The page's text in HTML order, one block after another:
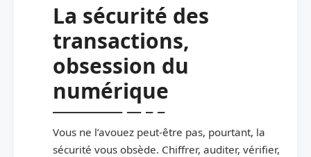
La sécurité des
transactions,
obsession du
numérique
Vous ne l’avouez peut-être pas, pourtant, la
sécurité vous obsède. Chiffrer, auditer, vérifier,